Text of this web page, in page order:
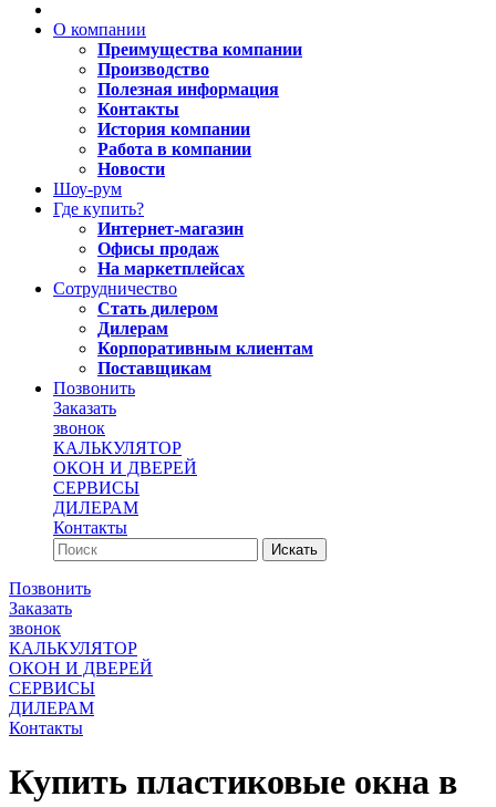
О компании
Преимущества компании
Производство
Полезная информация
Контакты
История компании
Работа в компании
Новости
Шоу-рум
Где купить?
Интернет-магазин
Офисы продаж
На маркетплейсах
Сотрудничество
Стать дилером
Дилерам
Корпоративным клиентам
Поставщикам
Позвонить
Заказать
звонок
КАЛЬКУЛЯТОР
ОКОН И ДВЕРЕЙ
СЕРВИСЫ
ДИЛЕРАМ
Контакты
Позвонить
Заказать
звонок
КАЛЬКУЛЯТОР
ОКОН И ДВЕРЕЙ
СЕРВИСЫ
ДИЛЕРАМ
Контакты
Купить пластиковые окна в